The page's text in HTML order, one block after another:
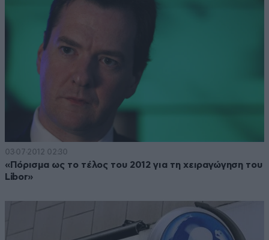
03·07·2012 02:30
«Πόρισμα ως το τέλος του 2012 για τη χειραγώγηση του
Libor»